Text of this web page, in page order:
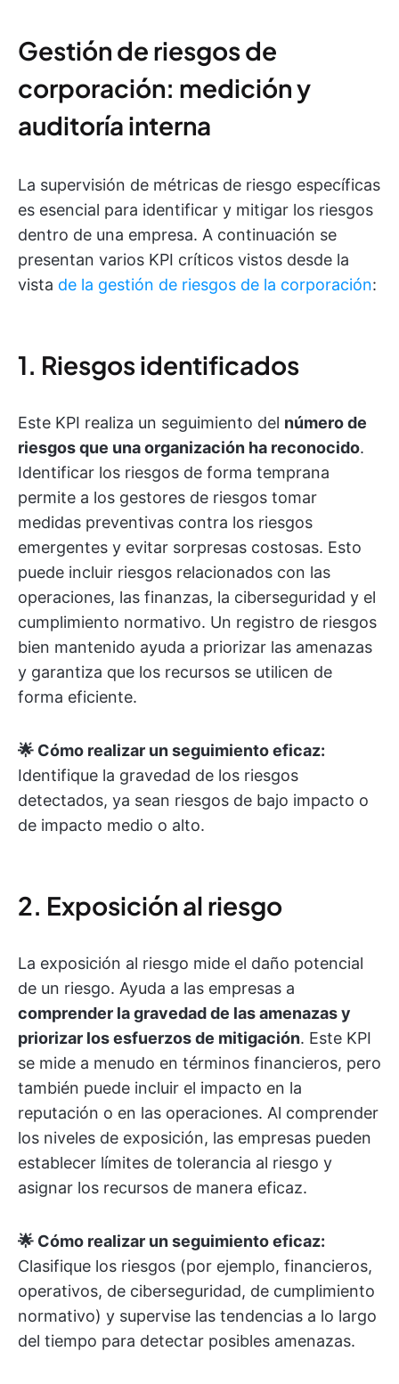
Gestión de riesgos de
corporación: medición y
auditoría interna
La supervisión de métricas de riesgo específicas
es esencial para identificar y mitigar los riesgos
dentro de una empresa. A continuación se
presentan varios KPI críticos vistos desde la
vista de la gestión de riesgos de la corporación:
1. Riesgos identificados
Este KPI realiza un seguimiento del número de
riesgos que una organización ha reconocido.
Identificar los riesgos de forma temprana
permite a los gestores de riesgos tomar
medidas preventivas contra los riesgos
emergentes y evitar sorpresas costosas. Esto
puede incluir riesgos relacionados con las
operaciones, las finanzas, la ciberseguridad y el
cumplimiento normativo. Un registro de riesgos
bien mantenido ayuda a priorizar las amenazas
y garantiza que los recursos se utilicen de
forma eficiente.
🌟 Cómo realizar un seguimiento eficaz:
Identifique la gravedad de los riesgos
detectados, ya sean riesgos de bajo impacto o
de impacto medio o alto.
2. Exposición al riesgo
La exposición al riesgo mide el daño potencial
de un riesgo. Ayuda a las empresas a
comprender la gravedad de las amenazas y
priorizar los esfuerzos de mitigación. Este KPI
se mide a menudo en términos financieros, pero
también puede incluir el impacto en la
reputación o en las operaciones. Al comprender
los niveles de exposición, las empresas pueden
establecer límites de tolerancia al riesgo y
asignar los recursos de manera eficaz.
🌟 Cómo realizar un seguimiento eficaz:
Clasifique los riesgos (por ejemplo, financieros,
operativos, de ciberseguridad, de cumplimiento
normativo) y supervise las tendencias a lo largo
del tiempo para detectar posibles amenazas.